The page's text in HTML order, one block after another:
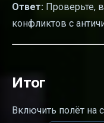
Ответ: Проверьте,
конфликтов с
Итог
Включить полёт на